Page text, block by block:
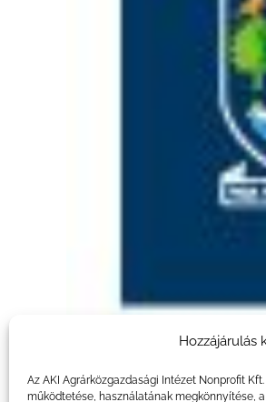
Hozzájárulás
Az AKI Agrárközgazdasági Intézet Nonprofit
működtetése, használatának megkönnyítése,